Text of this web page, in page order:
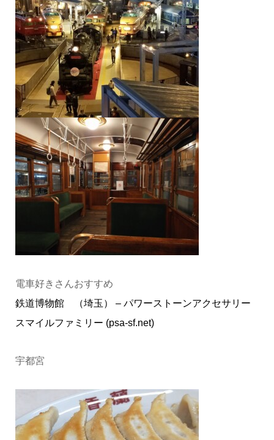
電車好きさんおすすめ
鉄道博物館 （埼玉） – パワーストーンアクセサリー
スマイルファミリー (psa-sf.net)
宇都宮